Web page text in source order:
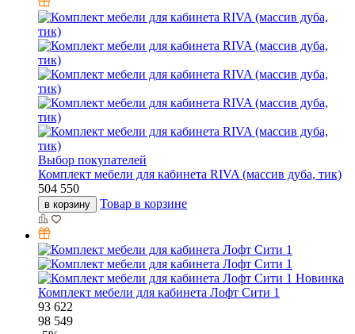
Выбор покупателей
Комплект мебели для кабинета RIVA (массив дуба, тик)
504 550
в корзину Товар в корзине
Новинка
Комплект мебели для кабинета Лофт Сити 1
93 622
98 549